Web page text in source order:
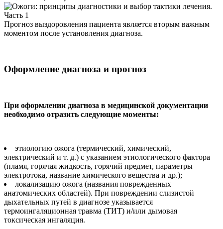
Прогноз выздоровления пациента является вторым важным
моментом после установления диагноза.
Оформление диагноза и прогноз
При оформлении диагноза в медицинской документации
необходимо отразить следующие моменты:
этиологию ожога (термический, химический,
электрический и т. д.) с указанием этиологического фактора
(пламя, горячая жидкость, горячий предмет, параметры
электротока, название химического вещества и др.);
локализацию ожога (названия поврежденных
анатомических областей). При повреждении слизистой
дыхательных путей в диагнозе указывается
термоингаляционная травма (ТИТ) и/или дымовая
токсическая ингаляция.